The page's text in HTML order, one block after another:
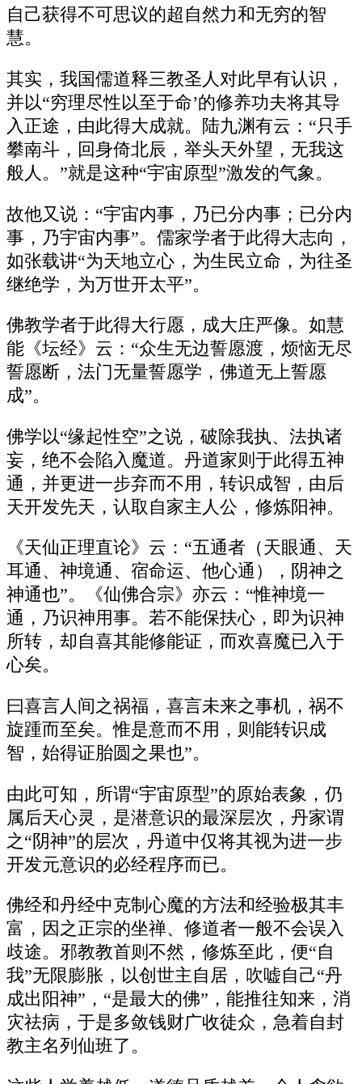
自己获得不可思议的超自然力和无穷的智
慧。
其实，我国儒道释三教圣人对此早有认识，
并以“穷理尽性以至于命’的修养功夫将其导
入正途，由此得大成就。陆九渊有云：“只手
攀南斗，回身倚北辰，举头天外望，无我这
般人。”就是这种“宇宙原型”激发的气象。
故他又说：“宇宙内事，乃已分内事；已分内
事，乃宇宙内事”。儒家学者于此得大志向，
如张载讲“为天地立心，为生民立命，为往圣
继绝学，为万世开太平”。
佛教学者于此得大行愿，成大庄严像。如慧
能《坛经》云：“众生无边誓愿渡，烦恼无尽
誓愿断，法门无量誓愿学，佛道无上誓愿
成”。
佛学以“缘起性空”之说，破除我执、法执诸
妄，绝不会陷入魔道。丹道家则于此得五神
通，并更进一步弃而不用，转识成智，由后
天开发先天，认取自家主人公，修炼阳神。
《天仙正理直论》云：“五通者（天眼通、天
耳通、神境通、宿命运、他心通），阴神之
神通也”。《仙佛合宗》亦云：“惟神境一
通，乃识神用事。若不能保扶心，即为识神
所转，却自喜其能修能证，而欢喜魔已入于
心矣。
曰喜言人间之祸福，喜言未来之事机，祸不
旋踵而至矣。惟是意而不用，则能转识成
智，始得证胎圆之果也”。
由此可知，所谓“宇宙原型”的原始表象，仍
属后天心灵，是潜意识的最深层次，丹家谓
之“阴神”的层次，丹道中仅将其视为进一步
开发元意识的必经程序而已。
佛经和丹经中克制心魔的方法和经验极其丰
富，因之正宗的坐禅、修道者一般不会误入
歧途。邪教教首则不然，修炼至此，便“自
我”无限膨胀，以创世主自居，吹嘘自己“丹
成出阳神”，“是最大的佛”，能推往知来，消
灾祛病，于是多敛钱财广收徒众，急着自封
教主名列仙班了。